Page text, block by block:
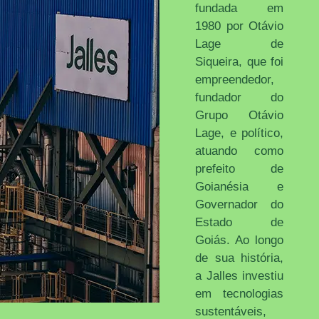
fundada em
1980 por Otávio
Lage de
Siqueira, que foi
empreendedor,
fundador do
Grupo Otávio
Lage, e político,
atuando como
prefeito de
Goianésia e
Governador do
Estado de
Goiás. Ao longo
de sua história,
a Jalles investiu
em tecnologias
sustentáveis,